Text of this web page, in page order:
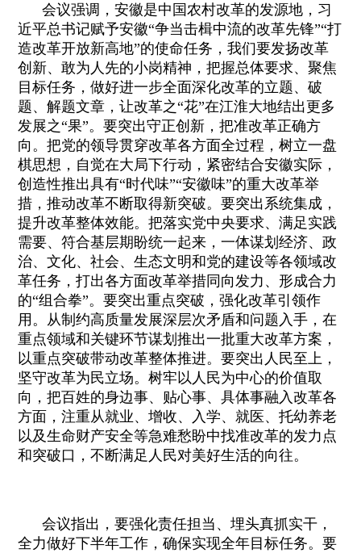
会议强调，安徽是中国农村改革的发源地，习
近平总书记赋予安徽“争当击楫中流的改革先锋”“打
造改革开放新高地”的使命任务，我们要发扬改革
创新、敢为人先的小岗精神，把握总体要求、聚焦
目标任务，做好进一步全面深化改革的立题、破
题、解题文章，让改革之“花”在江淮大地结出更多
发展之“果”。要突出守正创新，把准改革正确方
向。把党的领导贯穿改革各方面全过程，树立一盘
棋思想，自觉在大局下行动，紧密结合安徽实际，
创造性推出具有“时代味”“安徽味”的重大改革举
措，推动改革不断取得新突破。要突出系统集成，
提升改革整体效能。把落实党中央要求、满足实践
需要、符合基层期盼统一起来，一体谋划经济、政
治、文化、社会、生态文明和党的建设等各领域改
革任务，打出各方面改革举措同向发力、形成合力
的“组合拳”。要突出重点突破，强化改革引领作
用。从制约高质量发展深层次矛盾和问题入手，在
重点领域和关键环节谋划推出一批重大改革方案，
以重点突破带动改革整体推进。要突出人民至上，
坚守改革为民立场。树牢以人民为中心的价值取
向，把百姓的身边事、贴心事、具体事融入改革各
方面，注重从就业、增收、入学、就医、托幼养老
以及生命财产安全等急难愁盼中找准改革的发力点
和突破口，不断满足人民对美好生活的向往。
会议指出，要强化责任担当、埋头真抓实干，
全力做好下半年工作，确保实现全年目标任务。要